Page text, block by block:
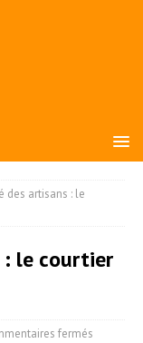
des artisans : le
: le courtier
fermés